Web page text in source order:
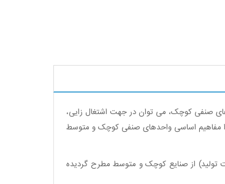
صنفی کوچک، می توان در جهت اشتغال زایی،
مفاهیم اساسی واحدهای صنفی کوچک و متوسط
تولید) از صنایع کوچک و متوسط مطرح گردیده